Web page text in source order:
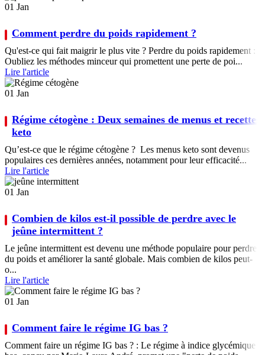
01 Jan
Comment perdre du poids rapidement ?
Qu'est-ce qui fait maigrir le plus vite ? Perdre du poids rapidement :
Oubliez les méthodes minceur qui promettent une perte de poi...
Lire l'article
01 Jan
Régime cétogène : Deux semaines de menus et recettes
keto
Qu’est-ce que le régime cétogène ? Les menus keto sont devenus
populaires ces dernières années, notamment pour leur efficacité...
Lire l'article
01 Jan
Combien de kilos est-il possible de perdre avec le
jeûne intermittent ?
Le jeûne intermittent est devenu une méthode populaire pour perdre
du poids et améliorer la santé globale. Mais combien de kilos peut-
o...
Lire l'article
01 Jan
Comment faire le régime IG bas ?
Comment faire un régime IG bas ? : Le régime à indice glycémique